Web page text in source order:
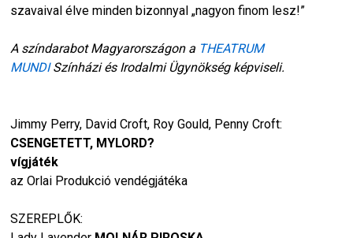
szavaival élve minden bizonnyal „nagyon finom lesz!”
A színdarabot Magyarországon a THEATRUM
MUNDISzínházi és Irodalmi Ügynökség képviseli.
Jimmy Perry, David Croft, Roy Gould, Penny Croft:
CSENGETETT, MYLORD?
vígjáték
az Orlai Produkció vendégjátéka
SZEREPLŐK: